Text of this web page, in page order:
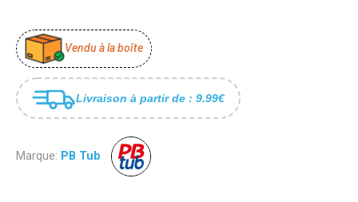
Vendu à la boîte
Livraison à partir de : 9.99€
Marque: PB Tub